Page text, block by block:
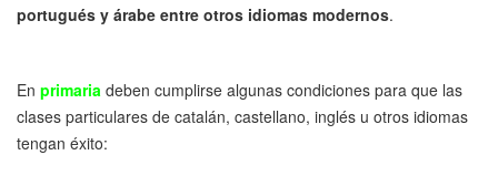
portugués y árabe entre otros idiomas modernos.
En primaria deben cumplirse algunas condiciones para que las
clases particulares de catalán, castellano, inglés u otros idiomas
tengan éxito: